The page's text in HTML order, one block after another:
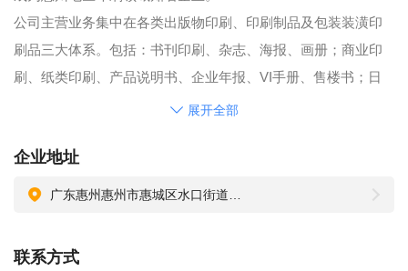
公司主营业务集中在各类出版物印刷、印刷制品及包装装潢印
刷品三大体系。包括：书刊印刷、杂志、海报、画册；商业印
刷、纸类印刷、产品说明书、企业年报、VI手册、售楼书；日
历印刷、不于胶、手提袋、彩盒、商标、吊牌、宣传单
公司严格推行的ISO：9001国际质量管理体系和ERP管理软
件、信息系统的应用，实现了“全员品质、持续改进、精益求
2008年，荣获惠州市文化广电新闻出版局“文化经营先进单位”，
展开全部
企业地址
联系方式